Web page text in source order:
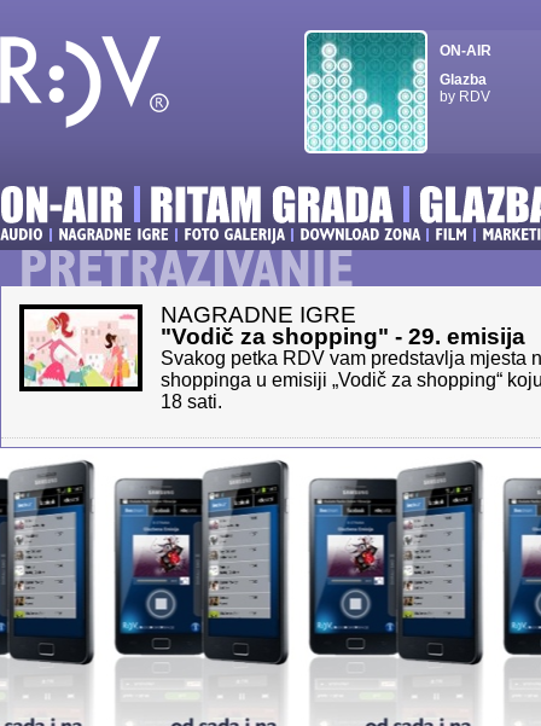
ON-AIR
Glazba
by RDV
NAGRADNE IGRE
"Vodič za shopping" - 29. emisija
Svakog petka RDV vam predstavlja mjesta
shoppinga u emisiji „Vodič za shopping“
18 sati.